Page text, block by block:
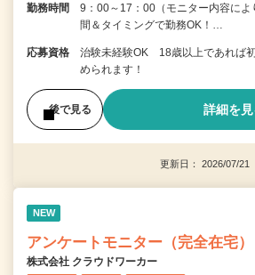
勤務時間
9：00～17：00（モニター内容に
間＆タイミングで勤務OK！…
応募資格
治験未経験OK 18歳以上であれば
められます！
後で見る 詳細を見
更新日： 2026/07/
NEW
アンケートモニター（完全在宅）
株式会社 クラウドワーカー